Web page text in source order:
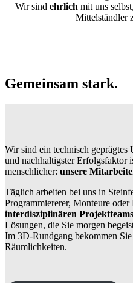
Wir sind ehrlich mit uns
Mittelständler
Gemeinsam stark.
Wir sind ein technisch geprägtes
und nachhaltigster Erfolgsfaktor
menschlicher: unsere
Täglich arbeiten bei uns in
Programmiererer, Monteure
interdisziplinären Projektteams
Lösungen, die Sie morgen
Im 3D-Rundgang bekommen
Räumlichkeiten.